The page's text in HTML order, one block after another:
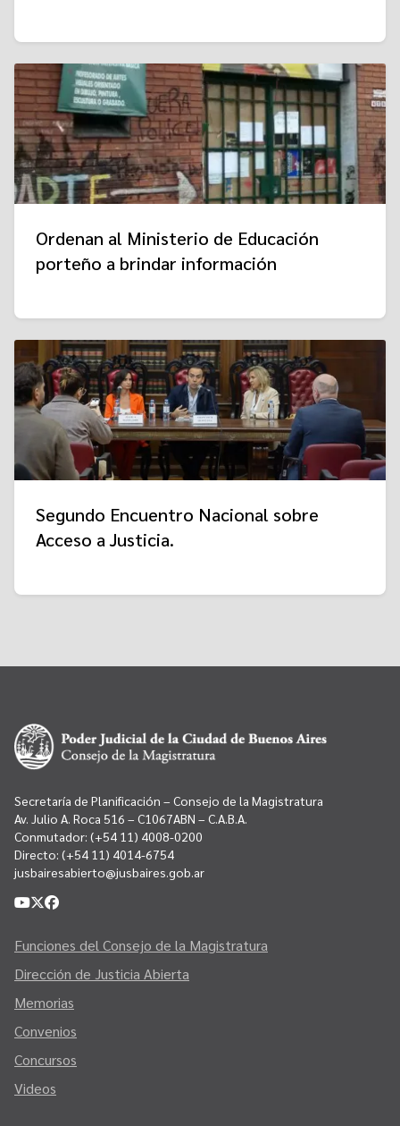
Ordenan al Ministerio de Educación
porteño a brindar información
Segundo Encuentro Nacional sobre
Acceso a Justicia.
Secretaría de Planificación – Consejo de la Magistratura
Av. Julio A. Roca 516 – C1067ABN – C.A.B.A.
Conmutador: (+54 11) 4008-0200
Directo: (+54 11) 4014-6754
jusbairesabierto@jusbaires.gob.ar
Funciones del Consejo de la Magistratura
Dirección de Justicia Abierta
Memorias
Convenios
Concursos
Videos